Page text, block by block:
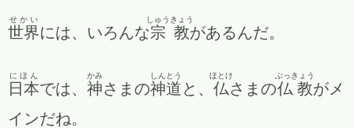
世界
せかい
には、いろんな宗教
しゅうきょう
があるんだ。
日本
にほん
では、 神
かみ
さまの神道
しんとう
と、 仏
ほとけ
さまの仏教
ぶっきょう
がメ
インだね。